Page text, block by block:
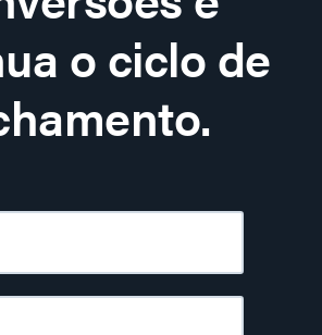
o ciclo de